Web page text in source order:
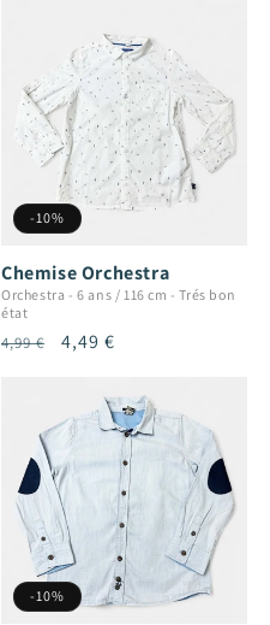
-10%
Chemise Orchestra
Orchestra -6 ans / 116 cm -Trés bon
état
Prix
4,99 €
Prix
4,49 €
-10%